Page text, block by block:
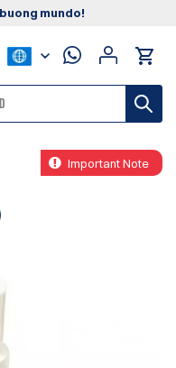
mundo!
Important Note